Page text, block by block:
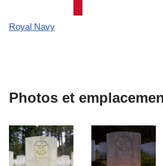
Royal Navy
Photos et